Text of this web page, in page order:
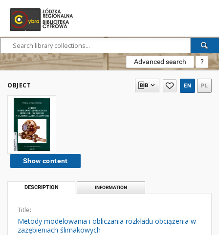
Advanced search ?
OBJECT EN PL
Show content
DESCRIPTION INFORMATION
Title:
Metody modelowania i obliczania rozkładu obciążenia w
zazębieniach ślimakowych